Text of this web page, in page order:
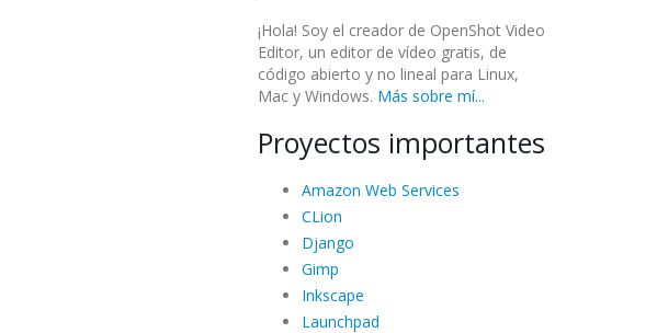
¡Hola! Soy el creador de OpenShot Video
Editor, un editor de vídeo gratis, de
código abierto y no lineal para Linux,
Mac y Windows. Más sobre mí...
Proyectos importantes
Amazon Web Services
CLion
Django
Gimp
Inkscape
Launchpad